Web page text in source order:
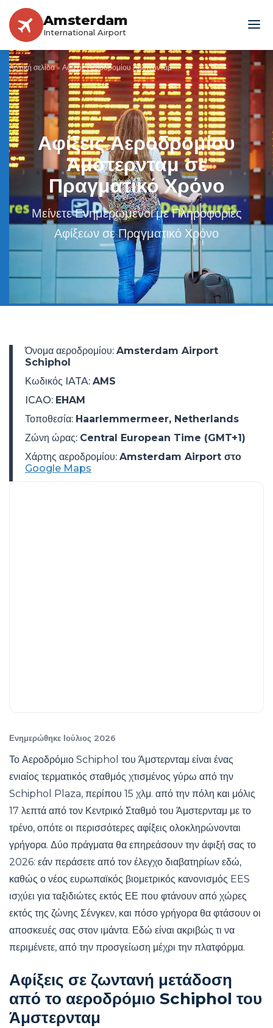
Amsterdam
International Airport
Αρχική σελίδα» Αφίξεις Αεροδρομίου Άμστερνταμ
Αφίξεις Αεροδρομίου
Άμστερνταμ σε
Πραγματικό Χρόνο
Μείνετε Ενημερωμένοι με Πληροφορίες
Αφίξεων σε Πραγματικό Χρόνο
Ενημερώθηκε Ιούλιος 2026
Το Αεροδρόμιο Schiphol του Άμστερνταμ είναι ένας
ενιαίος τερματικός σταθμός χτισμένος γύρω από την
Schiphol Plaza, περίπου 15 χλμ. από την πόλη και μόλις
17 λεπτά από τον Κεντρικό Σταθμό του Άμστερνταμ με το
τρένο, οπότε οι περισσότερες αφίξεις ολοκληρώνονται
γρήγορα. Δύο πράγματα θα επηρεάσουν την άφιξή σας το
2026: εάν περάσετε από τον έλεγχο διαβατηρίων εδώ,
καθώς ο νέος ευρωπαϊκός βιομετρικός κανονισμός EES
ισχύει για ταξιδιώτες εκτός ΕΕ που φτάνουν από χώρες
εκτός της ζώνης Σένγκεν, και πόσο γρήγορα θα φτάσουν οι
αποσκευές σας στον ιμάντα. Εδώ είναι ακριβώς τι να
περιμένετε, από την προσγείωση μέχρι την πλατφόρμα.
Αφίξεις σε ζωντανή μετάδοση
από το αεροδρόμιο Schiphol του
Άμστερνταμ
Όνομα αεροδρομίου: Amsterdam Airport
Schiphol
Κωδικός IATA: AMS
ICAO: EHAM
Τοποθεσία: Haarlemmermeer, Netherlands
Ζώνη ώρας: Central European Time (GMT+1)
Χάρτης αεροδρομίου: Amsterdam Airport στο
Google Maps